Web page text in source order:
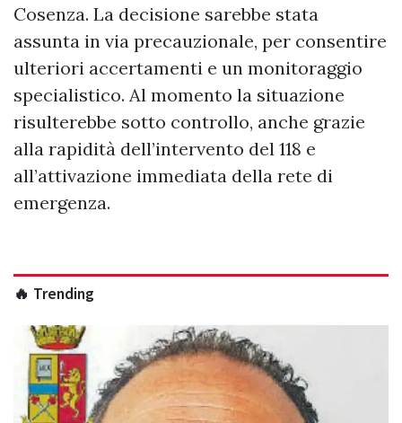
Cosenza. La decisione sarebbe stata
assunta in via precauzionale, per consentire
ulteriori accertamenti e un monitoraggio
specialistico. Al momento la situazione
risulterebbe sotto controllo, anche grazie
alla rapidità dell’intervento del 118 e
all’attivazione immediata della rete di
emergenza.
🔥 Trending